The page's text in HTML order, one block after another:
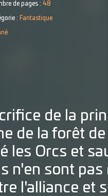
de pages : 48
: Fantastique
de la
de la forêt
les Orcs et
n'en sont
l'alliance et